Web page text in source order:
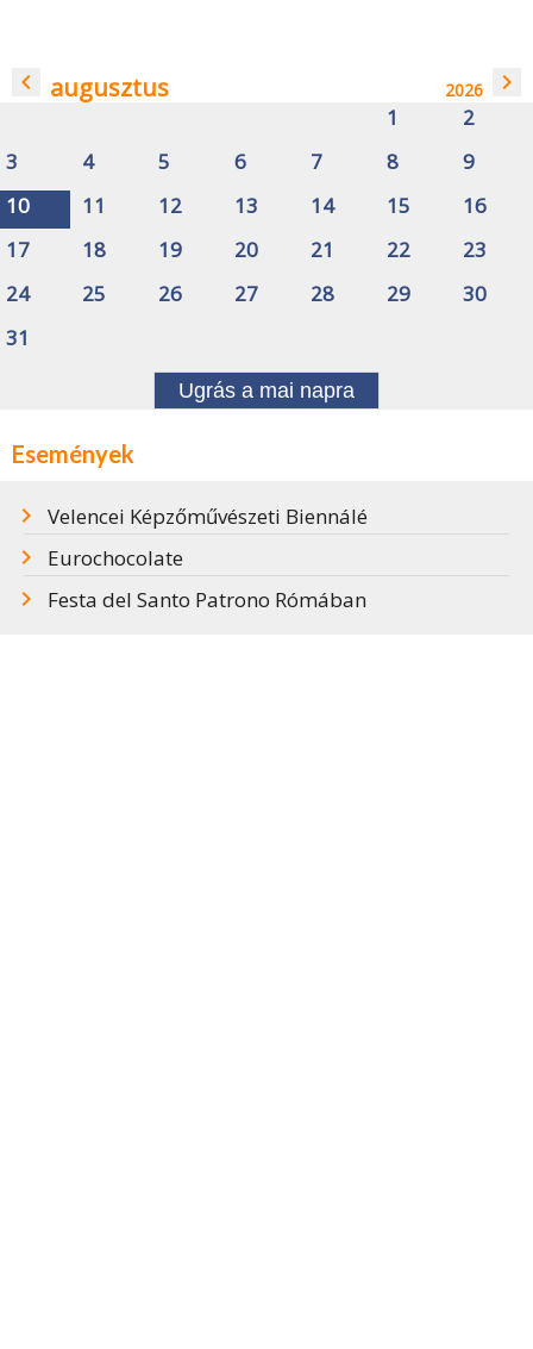
navigate_before augusztus 2026 navigate_next
1
2
3
4 5 6 7 8
9
10
11 12 13 14 15
16
17
18 19 20 21 22
23
24
25 26 27 28 29
30
31
Ugrás a mai napra
Események
Velencei Képzőművészeti Biennálé
Eurochocolate
Festa del Santo Patrono Rómában